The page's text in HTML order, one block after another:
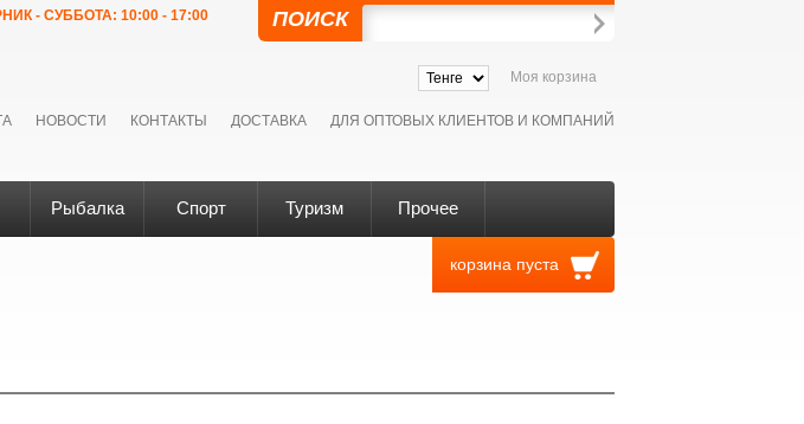
ПОИСК
- СУББОТА: 10:00 - 17:00
Моя корзина
НОВОСТИ КОНТАКТЫ ДОСТАВКА ДЛЯ ОПТОВЫХ КЛИЕНТОВ И КОМПАНИЙ
Рыбалка Спорт Туризм Прочее
корзина пуста